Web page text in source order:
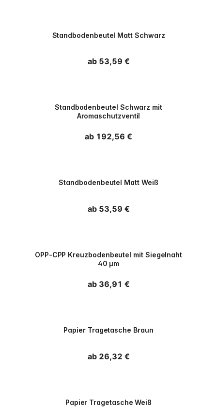
Standbodenbeutel Matt Schwarz
Normaler Preis
ab 53,59 €
Standbodenbeutel Schwarz mit
Aromaschutzventil
Normaler Preis
ab 192,56 €
Standbodenbeutel Matt Weiß
Normaler Preis
ab 53,59 €
OPP-CPP Kreuzbodenbeutel mit Siegelnaht
40 µm
Normaler Preis
ab 36,91 €
Papier Tragetasche Braun
Normaler Preis
ab 26,32 €
Papier Tragetasche Weiß